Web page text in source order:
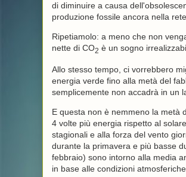
di diminuire a causa
produzione fossile ancora nella
Ripetiamolo: a meno che non
nette di CO2 è un sogno
Allo stesso tempo, ci vorrebbero
energia verde fino alla metà del
semplicemente non accadrà in un
E questa non è nemmeno la metà
4 volte più energia rispetto al
stagionali e alla forza del vento
durante la primavera e più basse
febbraio) sono intorno alla media
in base alle condizioni